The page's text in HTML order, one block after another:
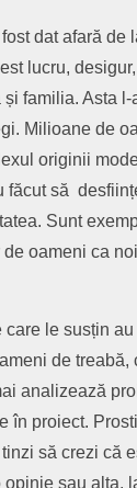
dat afară
lucru,
familia. Asta
Milioane de
originii
făcut să
Sunt
oameni ca
le susțin
de
analizează
în proiect.
să crezi că
sau alta,